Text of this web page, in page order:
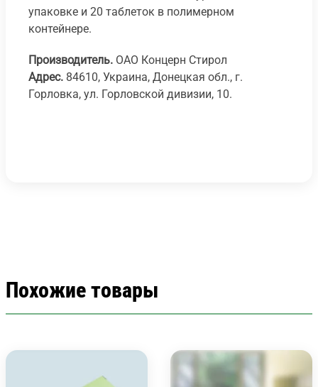
упаковке и 20 таблеток в полимерном
контейнере.
Производитель. ОАО Концерн Стирол
Адрес. 84610, Украина, Донецкая обл., г.
Горловка, ул. Горловской дивизии, 10.
Похожие товары